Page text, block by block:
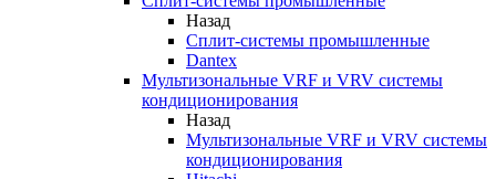
Назад
Сплит-системы промышленные
Dantex
Мультизональные VRF и VRV системы
кондиционирования
Назад
Мультизональные VRF и VRV системы
кондиционирования